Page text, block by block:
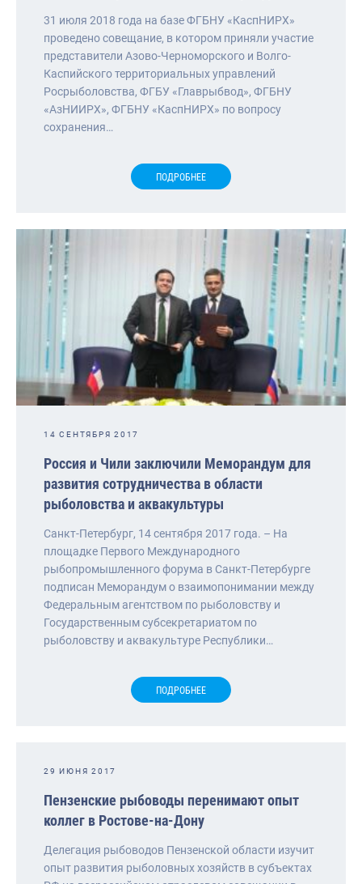
31 июля 2018 года на базе ФГБНУ «КаспНИРХ»
проведено совещание, в котором приняли участие
представители Азово-Черноморского и Волго-
Каспийского территориальных управлений
Росрыболовства, ФГБУ «Главрыбвод», ФГБНУ
«АзНИИРХ», ФГБНУ «КаспНИРХ» по вопросу
сохранения…
ПОДРОБНЕЕ
14 СЕНТЯБРЯ 2017
Россия и Чили заключили Меморандум для
развития сотрудничества в области
рыболовства и аквакультуры
Санкт-Петербург, 14 сентября 2017 года. – На
площадке Первого Международного
рыбопромышленного форума в Санкт-Петербурге
подписан Меморандум о взаимопонимании между
Федеральным агентством по рыболовству и
Государственным субсекретариатом по
рыболовству и аквакультуре Республики…
ПОДРОБНЕЕ
29 ИЮНЯ 2017
Пензенские рыбоводы перенимают опыт
коллег в Ростове-на-Дону
Делегация рыбоводов Пензенской области изучит
опыт развития рыболовных хозяйств в субъектах